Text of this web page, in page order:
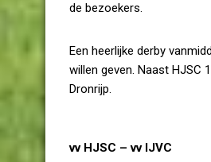
de bezoekers.
Een heerlijke derby
willen geven. Naast HJSC
Dronrijp.
vv HJSC – vv IJVC